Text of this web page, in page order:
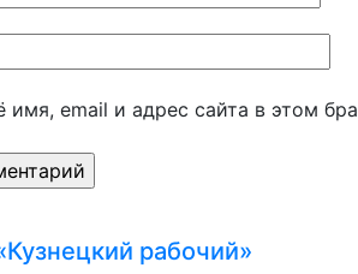
имя, email и адрес сайта в этом
рабочий»